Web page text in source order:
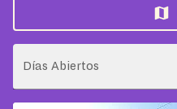
Días Abiertos